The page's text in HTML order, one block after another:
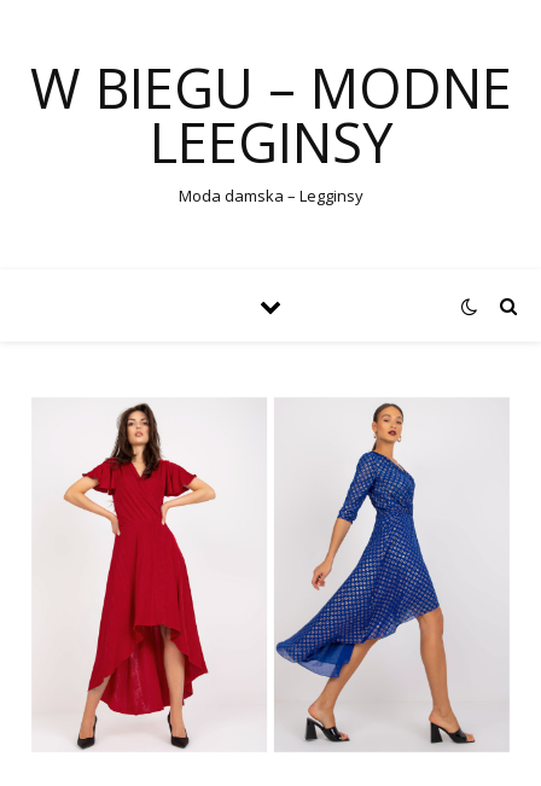
W BIEGU – MODNE
LEEGINSY
Moda damska – Legginsy